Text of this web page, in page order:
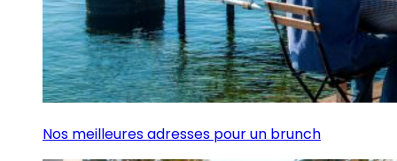
Nos meilleures adresses pour un brunch